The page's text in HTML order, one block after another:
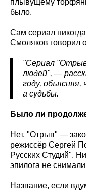
плывущему
было.
Сам сериал
Смоляков говорил
"Сериал
людей", —
году,
а судьбы.
Было ли
Нет. "Отрыв" —
режиссёр Сергей
Русских Студий".
эпилога не
Название, если